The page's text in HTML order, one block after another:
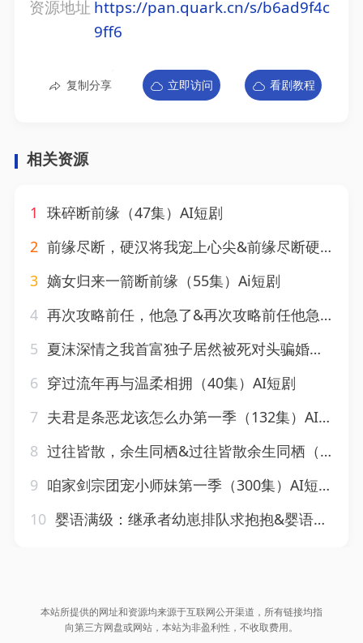
资源地址 https://pan.quark.cn/s/b6ad9f4c
9ff6
复制分享 立即访问 看剧教程
相关资源
1 珠碎断前缘（47集）AI短剧
2 前缘尽断，硬汉将我宠上心尖&前缘尽断硬汉将我宠上心尖（64集）AI短剧
3 嫡女归来一箭断前缘（55集）Ai短剧
4 再次攻略前任，他急了&再次攻略前任他急了（20集）AI短剧
5 夏沫深情之我首富独子居然被死对头骗婚了（160集）AI短剧
6 穿过流年再与温柔相拥（40集）AI短剧
7 夫君是条恶龙该怎么办第一季（132集）AI短剧
8 过往皆散，余生同栖&过往皆散余生同栖（150集）AI短剧
9 咱家剑宗团宠小师妹第一季（300集）AI短剧
10 婴语满级：继承者幼崽排队求抱抱&婴语满级继承者幼崽排队求抱抱（67集）AI短剧
本站所提供的网址和资源均来源于互联网公开渠道，所有链接均指
向第三方网盘或网站，本站为非盈利性，不收取费用。